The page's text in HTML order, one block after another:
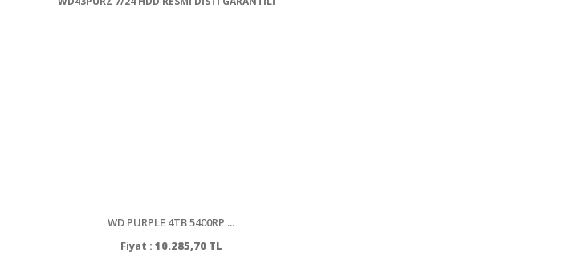
WD PURPLE 4TB 5400RP ...
Fiyat : 10.285,70 TL